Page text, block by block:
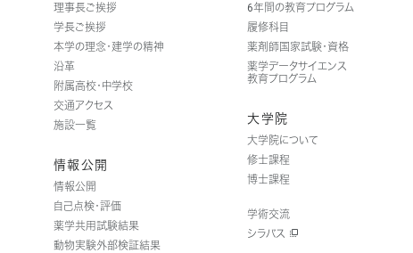
理事長ご挨拶
学長ご挨拶
本学の理念・建学の精神
沿革
附属高校・中学校
交通アクセス
施設一覧
情報公開
情報公開
自己点検・評価
薬学共用試験結果
動物実験外部検証結果
6年間の教育プログラム
履修科目
薬剤師国家試験・資格
薬学データサイエンス
教育プログラム
大学院
大学院について
修士課程
博士課程
学術交流
シラバス